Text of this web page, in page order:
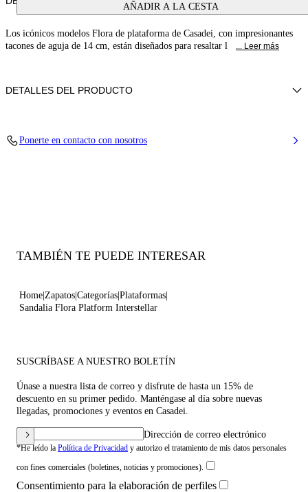
AÑADIR A LA CESTA
Los icónicos modelos Flora de plataforma de Casadei, con impresionantes
tacones de aguja de 14 cm, están diseñados para resaltar l
... Leer más
DETALLES DEL PRODUCTO
100% Hecho en Italia
Ponerte en contacto con nosotros
TAMBIÉN TE PUEDE INTERESAR
Home Zapatos Categorías Plataformas
Sandalia Flora Platform Interstellar
SUSCRÍBASE A NUESTRO BOLETÍN
Únase a nuestra lista de correo y disfrute de hasta un 15% de
descuento en su primer pedido. Manténgase al día sobre nuevas
llegadas, promociones y eventos en Casadei.
Dirección de correo electrónico
*He leído la Política de Privacidad y autorizo el tratamiento de mis datos personales
con fines comerciales (boletines, noticias y promociones).
Consentimiento para la elaboración de perfiles